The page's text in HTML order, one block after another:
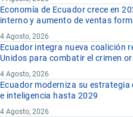
Economía de Ecuador crece en
interno y aumento de ventas
4 Agosto, 2026
Ecuador integra nueva coalición
Unidos para combatir el crimen
4 Agosto, 2026
Ecuador moderniza su
e inteligencia hasta 2029
4 Agosto, 2026